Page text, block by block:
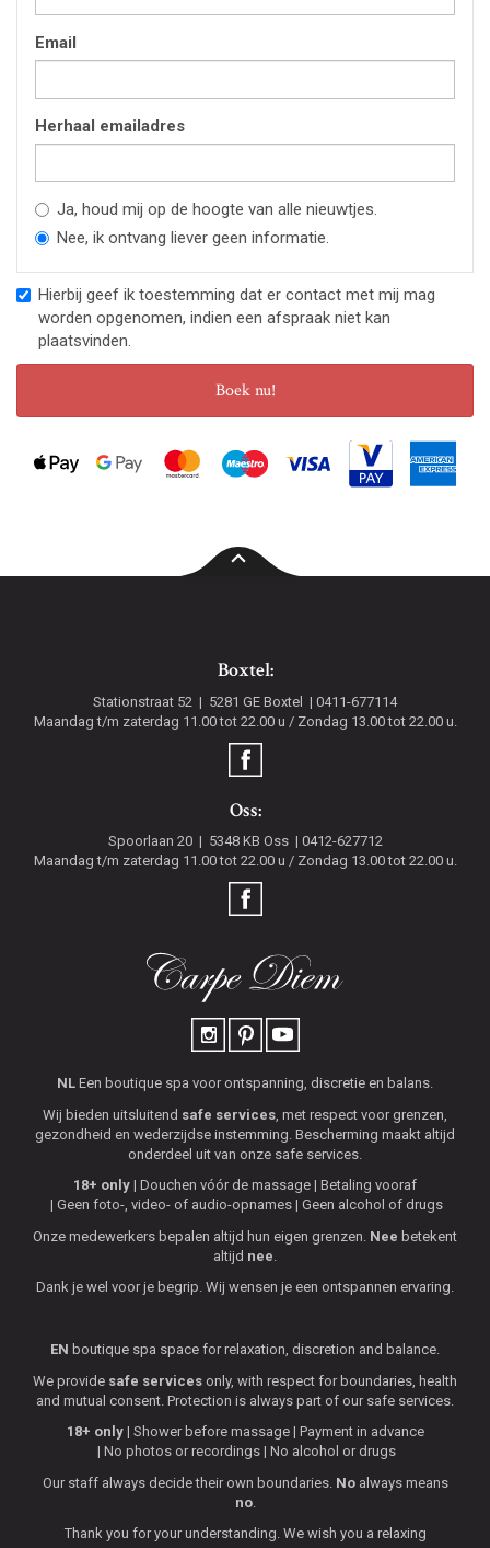
Email
Herhaal emailadres
Ja, houd mij op de hoogte van alle nieuwtjes.
Nee, ik ontvang liever geen informatie.
Hierbij geef ik toestemming dat er contact met mij mag
worden opgenomen, indien een afspraak niet kan
plaatsvinden.
Boek nu!
Boxtel:
Stationstraat 52 5281 GE Boxtel
0411-677114
Maandag t/m zaterdag 11.00 tot 22.00 u / Zondag 13.00 tot 22.00 u.
Oss:
Spoorlaan 20 5348 KB Oss
0412-627712
Maandag t/m zaterdag 11.00 tot 22.00 u / Zondag 13.00 tot 22.00 u.
NL Een boutique spa voor ontspanning, discretie en balans.
Wij bieden uitsluitend safe services , met respect voor grenzen,
gezondheid en wederzijdse instemming. Bescherming maakt altijd
onderdeel uit van onze safe services.
18+ only Douchen vóór de massage Betaling vooraf
Geen foto-, video- of audio-opnames Geen alcohol of drugs
Onze medewerkers bepalen altijd hun eigen grenzen. Nee betekent
altijd nee
Dank je wel voor je begrip. Wij wensen je een ontspannen ervaring.
EN boutique spa space for relaxation, discretion and balance.
We provide safe services only, with respect for boundaries, health
and mutual consent. Protection is always part of our safe services.
18+ only
Shower before massage
Payment in advance
No photos or recordings No alcohol or drugs
Our staff always decide their own boundaries. Noalways means
no.
Thank you for your understanding. We wish you a relaxing